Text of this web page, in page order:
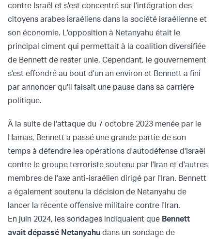
contre Israël et s'est concentré sur l'intégration des
citoyens arabes israéliens dans la société israélienne et
son économie. L'opposition à Netanyahu était le
principal ciment qui permettait à la coalition diversifiée
de Bennett de rester unie. Cependant, le gouvernement
s'est effondré au bout d'un an environ et Bennett a fini
par annoncer qu'il faisait une pause dans sa carrière
politique.
À la suite de l'attaque du 7 octobre 2023 menée par le
Hamas, Bennett a passé une grande partie de son
temps à défendre les opérations d'autodéfense d'Israël
contre le groupe terroriste soutenu par l'Iran et d'autres
membres de l'axe anti-israélien dirigé par l'Iran. Bennett
a également soutenu la décision de Netanyahu de
lancer la récente offensive militaire contre l'Iran.
En juin 2024, les sondages indiquaient que Bennett
avait dépassé Netanyahu dans un sondage de